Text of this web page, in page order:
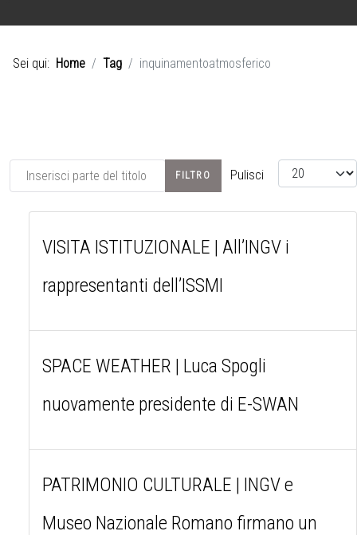
Sei qui: Home Tag inquinamentoatmosferico
Inserisci parte del titolo FILTRO Pulisci Visualizza #
VISITA ISTITUZIONALE | All’INGV i
rappresentanti dell’ISSMI
SPACE WEATHER | Luca Spogli
nuovamente presidente di E-SWAN
PATRIMONIO CULTURALE | INGV e
Museo Nazionale Romano firmano un